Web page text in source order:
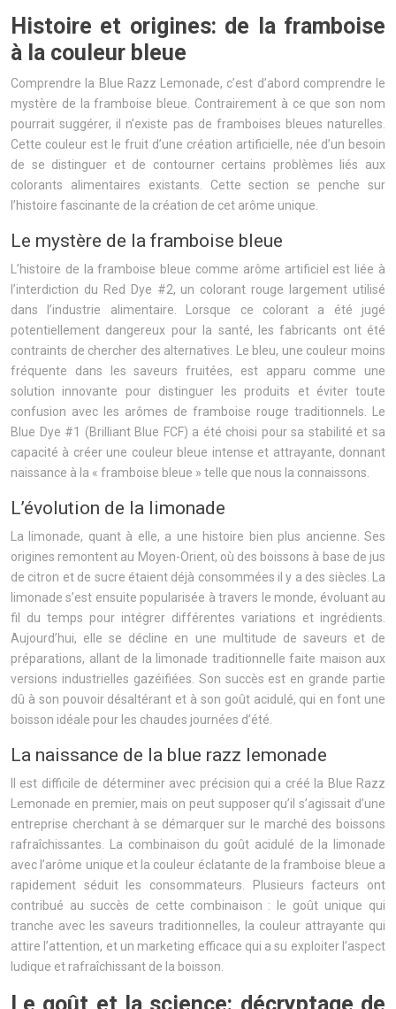
Histoire et origines: de la framboise
à la couleur bleue
Comprendre la Blue Razz Lemonade, c’est d’abord comprendre le
mystère de la framboise bleue. Contrairement à ce que son nom
pourrait suggérer, il n’existe pas de framboises bleues naturelles.
Cette couleur est le fruit d’une création artificielle, née d’un besoin
de se distinguer et de contourner certains problèmes liés aux
colorants alimentaires existants. Cette section se penche sur
l’histoire fascinante de la création de cet arôme unique.
Le mystère de la framboise bleue
L’histoire de la framboise bleue comme arôme artificiel est liée à
l’interdiction du Red Dye #2, un colorant rouge largement utilisé
dans l’industrie alimentaire. Lorsque ce colorant a été jugé
potentiellement dangereux pour la santé, les fabricants ont été
contraints de chercher des alternatives. Le bleu, une couleur moins
fréquente dans les saveurs fruitées, est apparu comme une
solution innovante pour distinguer les produits et éviter toute
confusion avec les arômes de framboise rouge traditionnels. Le
Blue Dye #1 (Brilliant Blue FCF) a été choisi pour sa stabilité et sa
capacité à créer une couleur bleue intense et attrayante, donnant
naissance à la « framboise bleue » telle que nous la connaissons.
L’évolution de la limonade
La limonade, quant à elle, a une histoire bien plus ancienne. Ses
origines remontent au Moyen-Orient, où des boissons à base de jus
de citron et de sucre étaient déjà consommées il y a des siècles. La
limonade s’est ensuite popularisée à travers le monde, évoluant au
fil du temps pour intégrer différentes variations et ingrédients.
Aujourd’hui, elle se décline en une multitude de saveurs et de
préparations, allant de la limonade traditionnelle faite maison aux
versions industrielles gazéifiées. Son succès est en grande partie
dû à son pouvoir désaltérant et à son goût acidulé, qui en font une
boisson idéale pour les chaudes journées d’été.
La naissance de la blue razz lemonade
Il est difficile de déterminer avec précision qui a créé la Blue Razz
Lemonade en premier, mais on peut supposer qu’il s’agissait d’une
entreprise cherchant à se démarquer sur le marché des boissons
rafraîchissantes. La combinaison du goût acidulé de la limonade
avec l’arôme unique et la couleur éclatante de la framboise bleue a
rapidement séduit les consommateurs. Plusieurs facteurs ont
contribué au succès de cette combinaison : le goût unique qui
tranche avec les saveurs traditionnelles, la couleur attrayante qui
attire l’attention, et un marketing efficace qui a su exploiter l’aspect
ludique et rafraîchissant de la boisson.